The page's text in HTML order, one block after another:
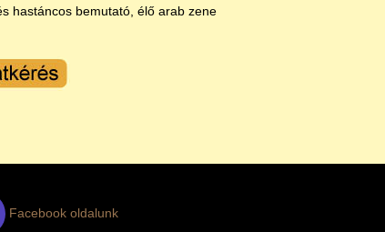
hastáncos bemutató, élő arab zene
Facebook oldalunk